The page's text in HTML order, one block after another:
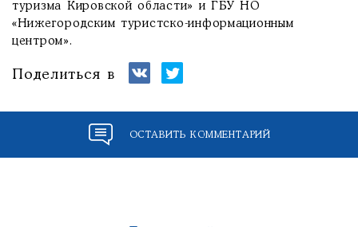
туризма Кировской области» и ГБУ НО
«Нижегородским туристско-информационным
центром».
Поделиться в
ОСТАВИТЬ КОММЕНТАРИЙ